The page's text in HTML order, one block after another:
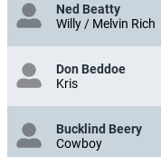
Ned Beatty
Willy / Melvin Rich
Don Beddoe
Kris
Bucklind Beery
Cowboy